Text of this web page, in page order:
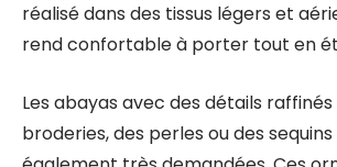
réalisé dans des tissus légers et
rend confortable à porter tout en
Les abayas avec des détails
broderies, des perles ou des